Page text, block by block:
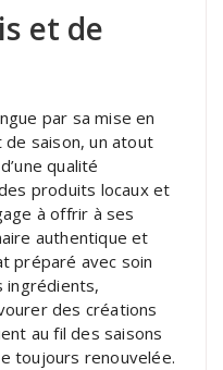
et de
par sa mise en
saison, un atout
qualité
produits locaux et
à offrir à ses
authentique et
préparé avec soin
ingrédients,
des créations
au fil des saisons
toujours renouvelée.